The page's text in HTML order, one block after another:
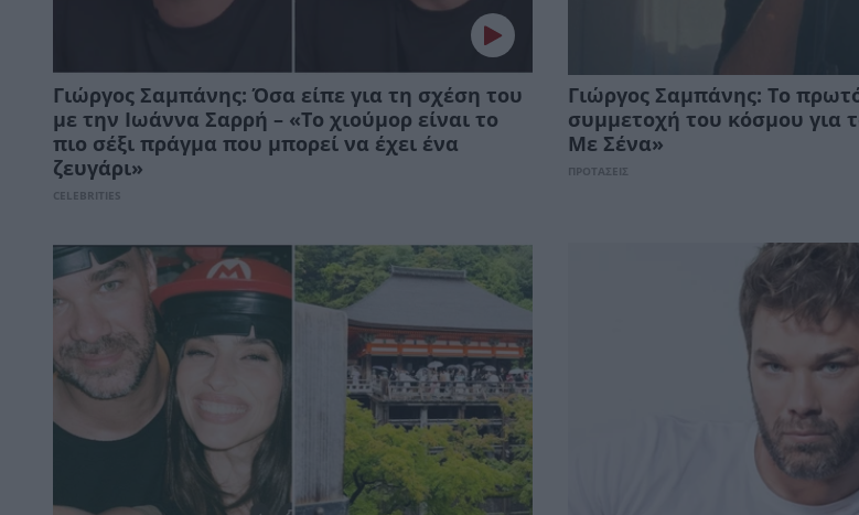
Γιώργος Σαμπάνης: Όσα είπε για τη σχέση του
με την Ιωάννα Σαρρή – «Το χιούμορ είναι το
πιο σέξι πράγμα που μπορεί να έχει ένα
ζευγάρι»
CELEBRITIES
Γιώργος Σαμπάνης: Το
συμμετοχή του κόσμου για
Με Σένα»
ΠΡΟΤΑΣΕΙΣ